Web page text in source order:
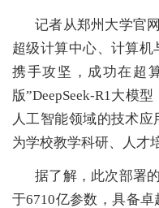
用户中心
科学研究
党的建设
记者从郑州大学官
超级计算中心、计算
携手攻坚，成功在超
版”DeepSeek-R1大模
人工智能领域的技术
为学校教学科研、人才
据了解，此次部署
于6710亿参数，具备卓